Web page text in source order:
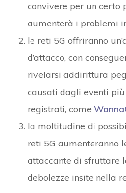
convivere per un certo
aumenterà i problemi
le reti 5G offriranno
d’attacco, con
rivelarsi addirittura
causati dagli eventi
registrati, come
la moltitudine di
reti 5G aumenteranno
attaccante di sfruttare
debolezze insite nella